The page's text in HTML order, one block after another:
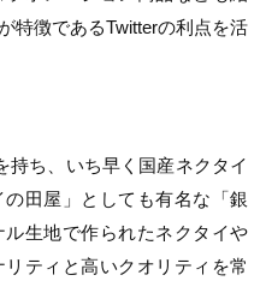
特徴であるTwitterの利点を活
持ち、いち早く国産ネクタイ
田屋」としても有名な「銀
生地で作られたネクタイや
ティと高いクオリティを常